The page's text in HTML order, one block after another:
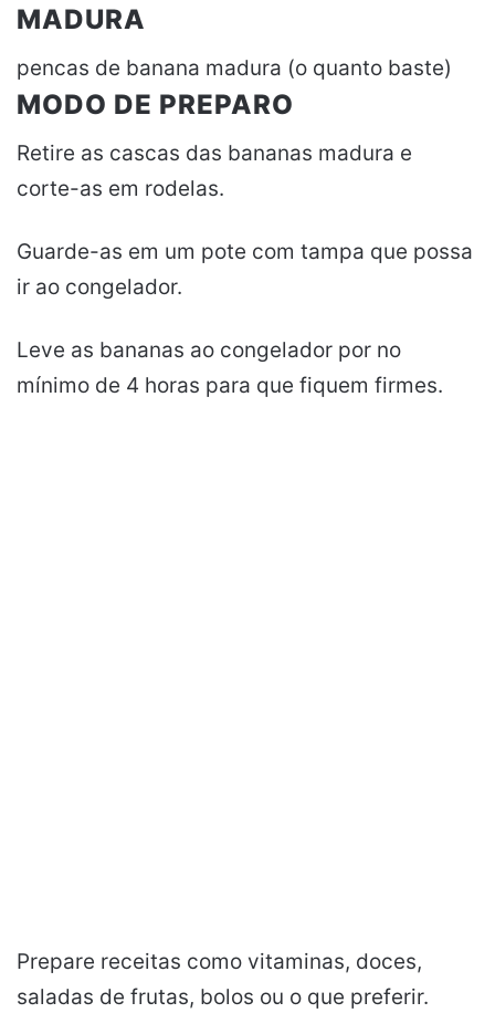
MADURA
pencas de banana madura (o quanto baste)
MODO DE PREPARO
Retire as cascas das bananas madura e
corte-as em rodelas.
Guarde-as em um pote com tampa que possa
ir ao congelador.
Leve as bananas ao congelador por no
mínimo de 4 horas para que fiquem firmes.
Prepare receitas como vitaminas, doces,
saladas de frutas, bolos ou o que preferir.